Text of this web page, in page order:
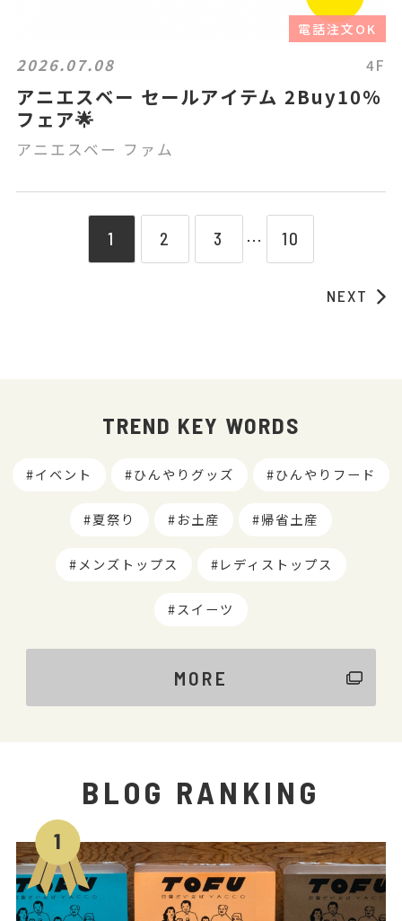
電話注文OK
2026.07.08 4F
アニエスベー セールアイテム 2Buy10%
フェア🌟
アニエスベー ファム
1 2 3 ⋯ 10
NEXT
TREND KEY WORDS
イベント ひんやりグッズ ひんやりフード
夏祭り お土産 帰省土産
メンズトップス レディストップス
スイーツ
MORE
BLOG RANKING